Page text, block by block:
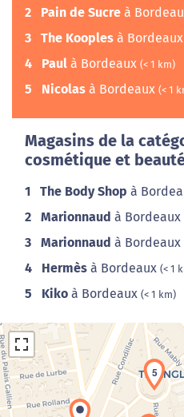
2 Pain de Sucre à
3 The Kooples à Bordeaux
4 Paul à Bordeaux (< 1 km)
5 Nicolas à Bordeaux (< 1
Magasins de la
cosmétique et
1 The Body Shop à
2 Marionnaud à Bordeaux
3 Marionnaud à Bordeaux
4 Hermès à Bordeaux (< 1
5 Kiko à Bordeaux (< 1 km)
5